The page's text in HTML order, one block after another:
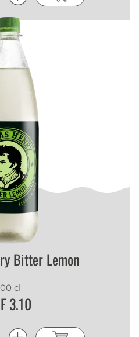
Bitter Lemon
cl
3.10